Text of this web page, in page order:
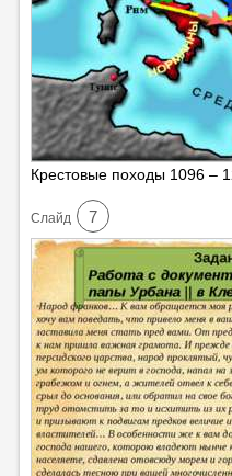
Крестовые походы 1096 –
Cлайд 7